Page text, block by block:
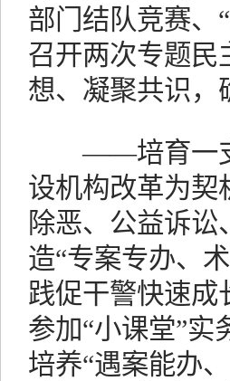
部门结队竞赛、
召开两次专题民
想、凝聚共识，
——培育一支
设机构改革为契
除恶、公益诉
造“专案专办、
践促干警快速成
参加“小课堂”实
培养“遇案能办